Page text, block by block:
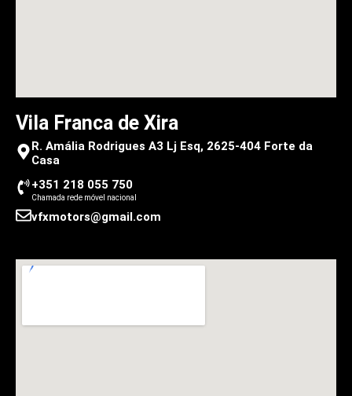
Vila Franca de Xira
R. Amália Rodrigues A3 Lj Esq, 2625-404 Forte da
Casa
+351 218 055 750
Chamada rede móvel nacional
vfxmotors@gmail.com